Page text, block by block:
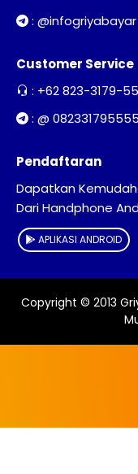
: @infogriyabayar
Customer Service
: +62 823-3179-
: @ 082331795555
Pendaftaran
Dapatkan
Dari Handphone
APLIKASI ANDROID
Copyright © 2013